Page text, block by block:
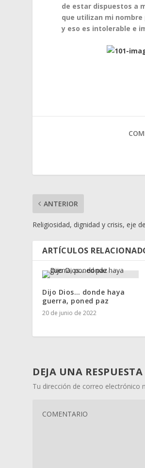
de estar dispuestos a
que utilizan mi
y eso es intolerable e
ANTERIOR
Religiosidad, dignidad y crisis, eje
ARTÍCULOS
Dijo Dios… donde haya
guerra, poned paz
20 de junio de 2022
DEJA UNA RESPUESTA
Tu dirección de correo electrónico